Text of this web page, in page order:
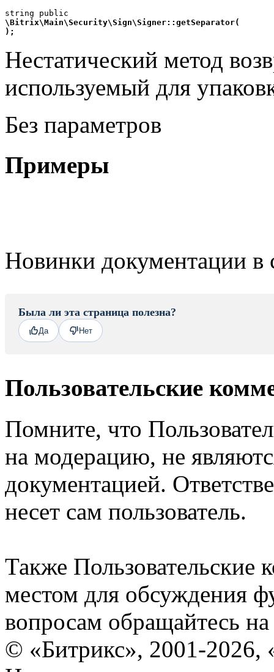
\Bitrix\Main\Security\Sign\Signer::getSeparator(
);
Нестатический метод
используемый для
Без параметров
Примеры
Новинки документации в
Была ли эта страница полезна?
Да Нет
Пользовательские
Помните, что
на модерацию, не
документацией.
несет сам пользователь.
Также Пользовательские
местом для обсуждения
вопросам обращайтесь
© «Битрикс», 2001-2026,